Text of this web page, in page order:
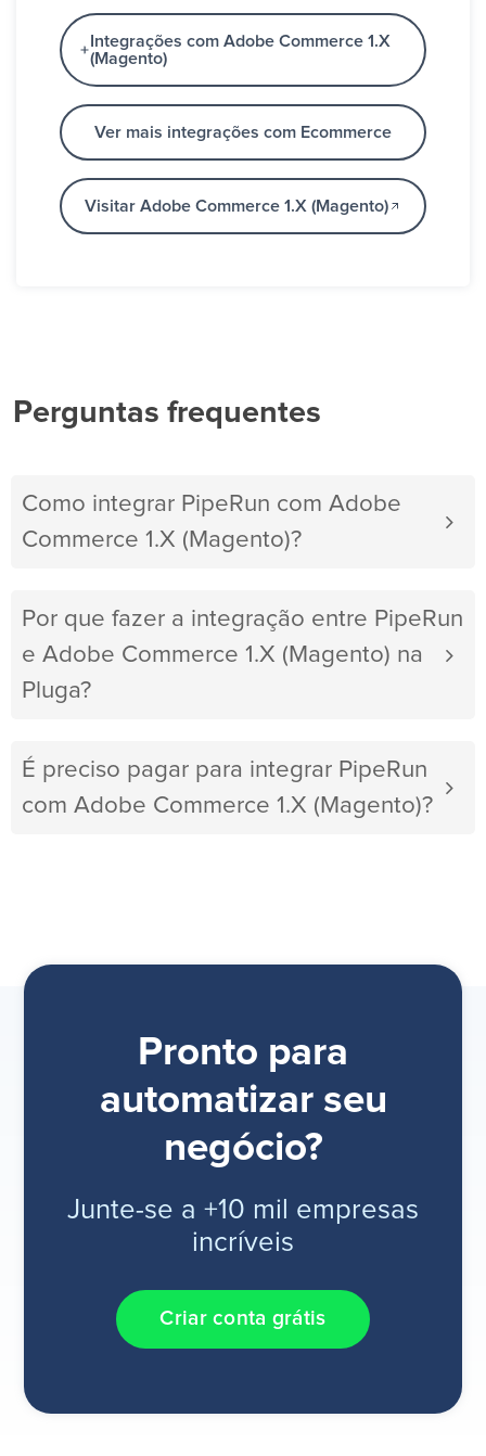
Integrações com Adobe Commerce 1.X
(Magento)
Ver mais integrações com Ecommerce
Visitar Adobe Commerce 1.X (Magento)
Perguntas frequentes
Como integrar PipeRun com Adobe
Commerce 1.X (Magento)?
Por que fazer a integração entre PipeRun
e Adobe Commerce 1.X (Magento) na
Pluga?
É preciso pagar para integrar PipeRun
com Adobe Commerce 1.X (Magento)?
Pronto para
automatizar seu
negócio?
Junte-se a +10 mil empresas
incríveis
Criar conta grátis